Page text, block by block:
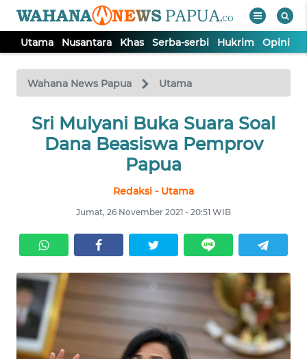
Utama Nusantara Khas Serba-serbi Hukrim Opini
Wahana News Papua Utama
Sri Mulyani Buka Suara Soal
Dana Beasiswa Pemprov
Papua
Redaksi - Utama
Jumat, 26 November 2021 - 20:51 WIB
TV
Tutup
UTAMA
SERBA-
SERBI
HUKRIM
OPINI